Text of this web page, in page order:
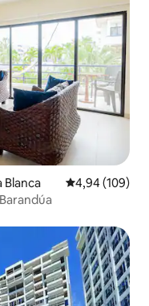
Blanca Évaluation
4,94 (109)